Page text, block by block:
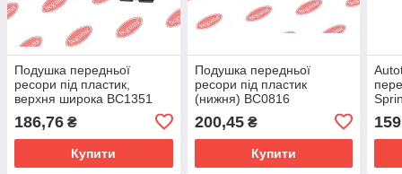
Подушка передньої
ресори під пластик,
верхня широка BC1351
186,76 ₴
Купити
Подушка передньої
ресори під пластик
(нижня) BC0816
200,45₴
Купити
159